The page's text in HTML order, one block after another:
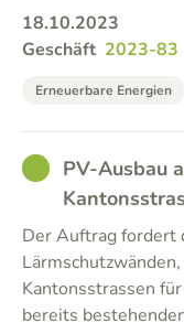
18.10.2023
Geschäft 2023-83
Erneuerbare Energien
GOODPV-Ausbau
Der Auftrag fordert
Kantonsstrassen
bereits